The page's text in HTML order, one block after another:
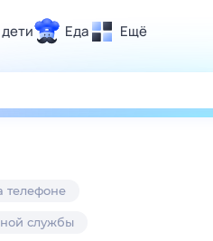
Еда Ещё
и отдых
телефоне
службы